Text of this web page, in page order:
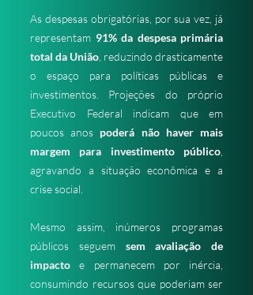
As despesas obrigatórias, por sua vez, já
representam 91% da despesa primária
total da União , reduzindo drasticamente
o espaço para políticas públicas e
investimentos. Projeções do próprio
Executivo Federal indicam que em
poucos anos poderá não haver mais
margem para investimento público
agravando a situação econômica e a
crise social.
Mesmo assim, inúmeros programas
públicos seguemsem avaliação de
impacto e permanecem por inércia,
consumindo recursos que poderiam ser